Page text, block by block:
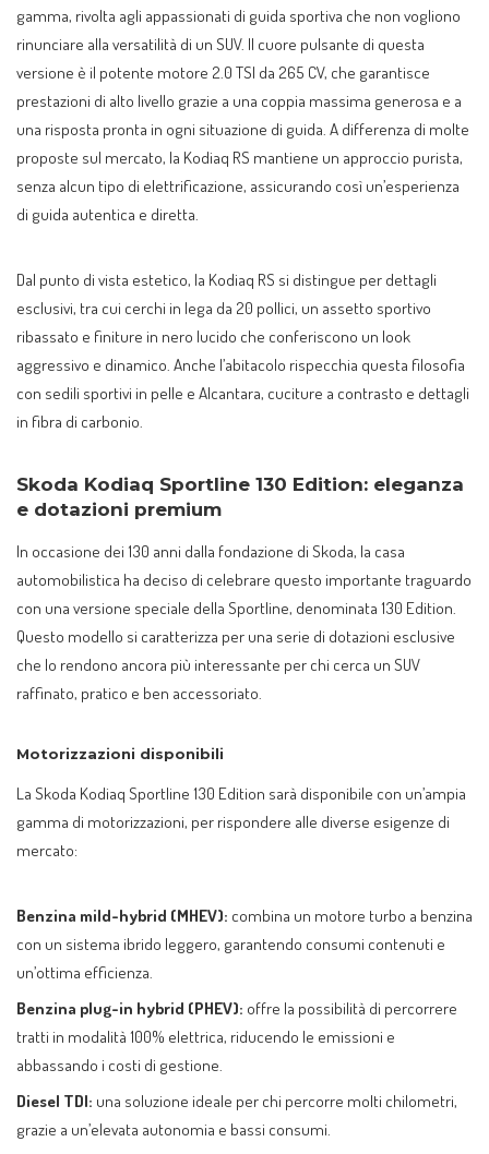
gamma, rivolta agli appassionati di guida sportiva che non vogliono
rinunciare alla versatilità di un SUV. Il cuore pulsante di questa
versione è il potente motore 2.0 TSI da 265 CV, che garantisce
prestazioni di alto livello grazie a una coppia massima generosa e a
una risposta pronta in ogni situazione di guida. A differenza di molte
proposte sul mercato, la Kodiaq RS mantiene un approccio purista,
senza alcun tipo di elettrificazione, assicurando così un’esperienza
di guida autentica e diretta.
Dal punto di vista estetico, la Kodiaq RS si distingue per dettagli
esclusivi, tra cui cerchi in lega da 20 pollici, un assetto sportivo
ribassato e finiture in nero lucido che conferiscono un look
aggressivo e dinamico. Anche l’abitacolo rispecchia questa filosofia
con sedili sportivi in pelle e Alcantara, cuciture a contrasto e dettagli
in fibra di carbonio.
Skoda Kodiaq Sportline 130 Edition: eleganza
e dotazioni premium
In occasione dei 130 anni dalla fondazione di Skoda, la casa
automobilistica ha deciso di celebrare questo importante traguardo
con una versione speciale della Sportline, denominata 130 Edition.
Questo modello si caratterizza per una serie di dotazioni esclusive
che lo rendono ancora più interessante per chi cerca un SUV
raffinato, pratico e ben accessoriato.
Motorizzazioni disponibili
La Skoda Kodiaq Sportline 130 Edition sarà disponibile con un’ampia
gamma di motorizzazioni, per rispondere alle diverse esigenze di
mercato:
Benzina mild-hybrid (MHEV): combina un motore turbo a benzina
con un sistema ibrido leggero, garantendo consumi contenuti e
un’ottima efficienza.
Benzina plug-in hybrid (PHEV): offre la possibilità di percorrere
tratti in modalità 100% elettrica, riducendo le emissioni e
abbassando i costi di gestione.
Diesel TDI: una soluzione ideale per chi percorre molti chilometri,
grazie a un’elevata autonomia e bassi consumi.